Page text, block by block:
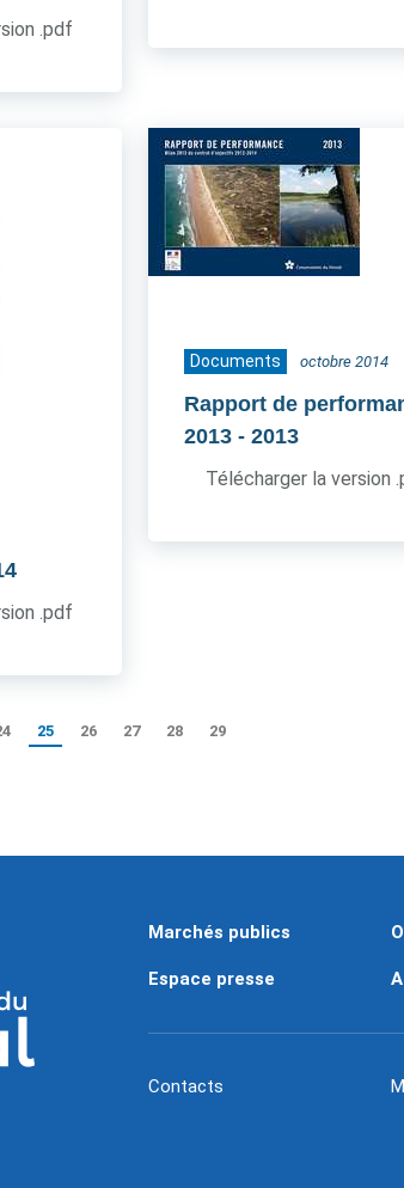
.pdf
.pdf
Documents octobre 2014
Rapport de
2013 - 2013
Télécharger la version
25 26 27 28 29
Marchés publics
Espace presse
Contacts